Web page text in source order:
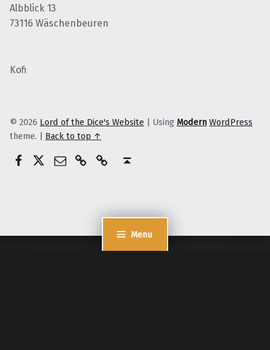
Menu
Albblick 13
73116 Wäschenbeuren
Kofi
© 2026 Lord of the Dice's Website | Using Modern WordPress
theme. | Back to top ↑
Lord of the dices Ko-Fi